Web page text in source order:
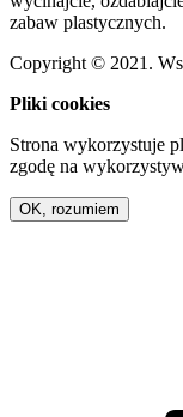
zabaw plastycznych.
Copyright © 2021.
Pliki cookies
Strona wykorzystuje
zgodę na
OK, rozumiem